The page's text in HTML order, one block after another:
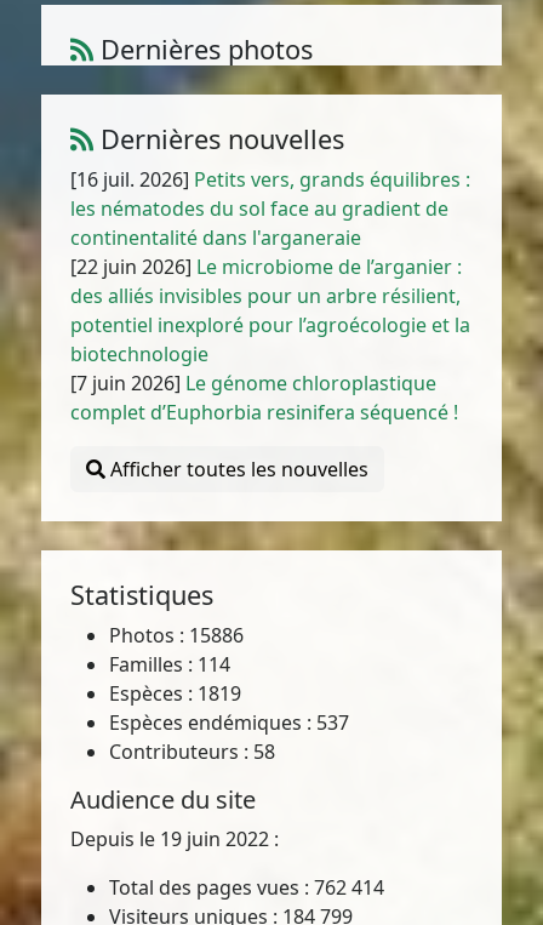
Dernières photos
Atriplex parvifolia Lowe
Dernières nouvelles
[16 juil. 2026] Petits vers, grands équilibres :
les nématodes du sol face au gradient de
continentalité dans l'arganeraie
[22 juin 2026] Le microbiome de l’arganier :
des alliés invisibles pour un arbre résilient,
potentiel inexploré pour l’agroécologie et la
biotechnologie
[7 juin 2026] Le génome chloroplastique
complet d’Euphorbia resinifera séquencé !
Afficher toutes les nouvelles
Statistiques
Photos : 15886
Familles : 114
Espèces : 1819
Espèces endémiques : 537
Contributeurs : 58
Audience du site
Depuis le 19 juin 2022 :
Total des pages vues : 762 414
Visiteurs uniques : 184 799